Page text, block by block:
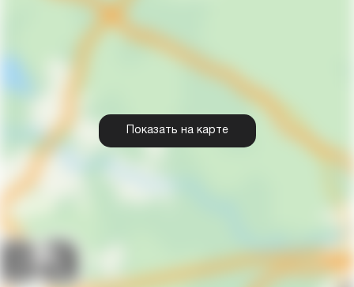
Показать на карте